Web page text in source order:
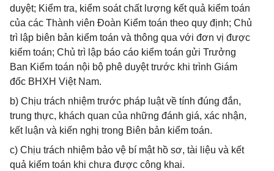
duyệt; Kiểm tra, kiểm soát chất lượng kết quả kiểm toán
của các Thành viên Đoàn Kiểm toán theo quy định; Chủ
trì lập biên bản kiểm toán và thông qua với đơn vị được
kiểm toán; Chủ trì lập báo cáo kiểm toán gửi Trưởng
Ban Kiểm toán nội bộ phê duyệt trước khi trình Giám
đốc BHXH Việt Nam.
b) Chịu trách nhiệm trước pháp luật về tính đúng đắn,
trung thực, khách quan của những đánh giá, xác nhận,
kết luận và kiến nghị trong Biên bản kiểm toán.
c) Chịu trách nhiệm bảo vệ bí mật hồ sơ, tài liệu và kết
quả kiểm toán khi chưa được công khai.